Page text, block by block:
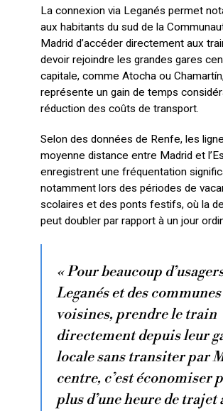
La connexion via Leganés permet
aux habitants du sud de la
Madrid d’accéder directement aux
devoir rejoindre les grandes gares
capitale, comme Atocha ou
représente un gain de temps
réduction des coûts de transport.
Selon des données de Renfe, les
moyenne distance entre Madrid et
enregistrent une fréquentation
notamment lors des périodes de
scolaires et des ponts festifs, où la
peut doubler par rapport à un jour
« Pour beaucoup
Leganés et des communes
voisines, prendre le train
directement depuis leur
locale sans transiter par
centre, c’est économiser
plus d’une heure de trajet